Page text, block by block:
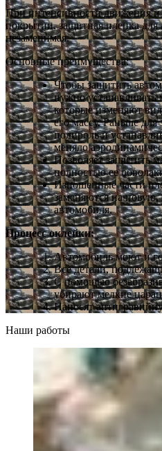
При интенсивности движения
покрытии, защитная пленка для
незаменимая.
Основные преимущества:
Чтобы защитить
нужно устанавливать
которые изменяют
его массу. Раньше
полироль и
меняло
Позволяет защитить
полностью ее
Изношенные части
заменяются на новую,
автомобиля.
Процесс оклейки:
Автомобиль моют и
Все детали,
С помощью
убирают мелкие
Наносят
Наши работы